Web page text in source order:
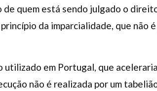
quem está sendo julgado o
da imparcialidade, que não
em Portugal, que
não é realizada por um